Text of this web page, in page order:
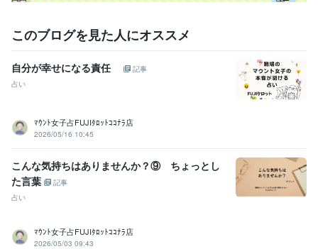
このブログを見た人にオススメ
自分が幸せになる責任
記事
占い
ﾏｳﾝﾄ女子占FUJIﾀﾛｯﾄｺｺﾅﾗ店
2026/05/16 10:45
こんな気持ちはありませんか？⑨ ちょっとし
た言葉
記事
占い
ﾏｳﾝﾄ女子占FUJIﾀﾛｯﾄｺｺﾅﾗ店
2026/05/03 09:43